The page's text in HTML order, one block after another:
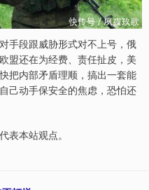
段跟威胁形式对不上号，俄
盟还在为经费、责任扯皮，美
内部矛盾理顺，搞出一套能
己动手保安全的焦虑，恐怕还
表本站观点。